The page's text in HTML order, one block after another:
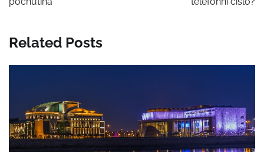
příspěvek
Related Posts